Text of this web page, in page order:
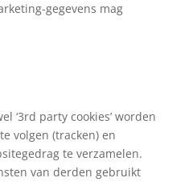
gegevens mag
‘3rd party cookies’ worden
volgen (tracken) en
te verzamelen.
van derden gebruikt